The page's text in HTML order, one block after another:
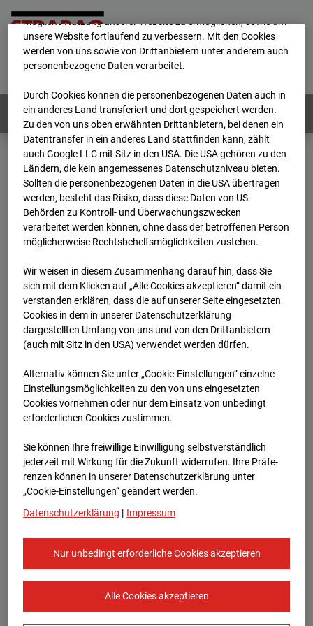
Home E-Mail Impressum
Login
Webcams: Alle Länder
Home
Deutschland
BC-146 - BV-Neubau STRABAG BMTI Werkstatthalle Garching
Archiv
2026 07 08 07:30
BC-146 - BV-Neubau
STRABAG BMTI
Werkstatthalle
Garching
Robert-Bosch-Straße 10, 85378 Garching
Zur Übersicht
Archivdatum:08.07.2026 07:30,
Europe/Berlin
mögliche Nutzung unserer Website zu ermöglichen, sowie um
unsere Website fortlaufend zu verbessern. Mit den Cookies
werden von uns sowie von Drittanbietern unter anderem auch
personenbezogene Daten verarbeitet.
Durch Cookies können die personenbezogenen Daten auch in
ein anderes Land transferiert und dort gespeichert werden.
Zu den von uns oben erwähnten Drittanbietern, bei denen ein
Datentransfer in ein anderes Land stattfinden kann, zählt
auch Google LLC mit Sitz in den USA. Die USA gehören zu den
Ländern, die kein angemessenes Datenschutzniveau bieten.
Sollten die personenbezogenen Daten in die USA übertragen
werden, besteht das Risiko, dass diese Daten von US-
Behörden zu Kontroll- und Überwachungszwecken
verarbeitet werden können, ohne dass der betroffenen Person
möglicherweise Rechtsbehelfsmöglichkeiten zustehen.
Wir weisen in diesem Zusammenhang darauf hin, dass Sie
sich mit dem Klicken auf „Alle Cookies akzeptieren“ damit ein­
ver­standen erklären, dass die auf unserer Seite eingesetzten
Cookies in dem in unserer Datenschutzerklärung
dargestellten Umfang von uns und von den Drittanbietern
(auch mit Sitz in den USA) verwendet werden dürfen.
Alternativ können Sie unter „Cookie-Einstellungen“ einzelne
Einstellungsmöglichkeiten zu den von uns eingesetzten
Cookies vornehmen oder nur dem Einsatz von unbedingt
erforderlichen Cookies zustimmen.
Sie können Ihre freiwillige Einwilligung selbstverständlich
jederzeit mit Wirkung für die Zukunft widerrufen. Ihre Prä­fe­
renzen können in unserer Datenschutzerklärung unter
„Cookie-Einstellungen“ geändert werden.
Datenschutzerklärung | Impressum
Nur unbedingt erforderliche Cookies akzeptieren
Alle Cookies akzeptieren